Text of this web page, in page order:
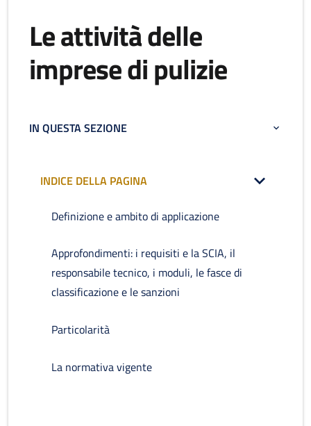
Le attività delle
imprese di pulizie
IN QUESTA SEZIONE
INDICE DELLA PAGINA
Definizione e ambito di applicazione
Approfondimenti: i requisiti e la SCIA, il
responsabile tecnico, i moduli, le fasce di
classificazione e le sanzioni
Particolarità
La normativa vigente